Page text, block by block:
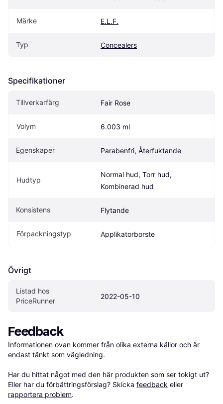
Märke E.L.F.
Typ Concealers
Specifikationer
Tillverkarfärg Fair Rose
Volym 6.003 ml
Egenskaper Parabenfri, Återfuktande
Hudtyp
Normal hud, Torr hud,
Kombinerad hud
Konsistens Flytande
Förpackningstyp Applikatorborste
Övrigt
Listad hos
PriceRunner
2022-05-10
Feedback
Informationen ovan kommer från olika externa källor och är
endast tänkt som vägledning.
Har du hittat något med den här produkten som ser tokigt ut?
Eller har du förbättringsförslag? Skicka feedback eller
rapportera problem.